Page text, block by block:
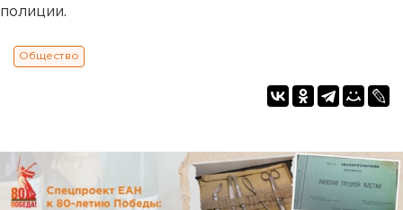
полиции.
Общество